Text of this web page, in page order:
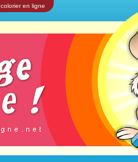
en ligne